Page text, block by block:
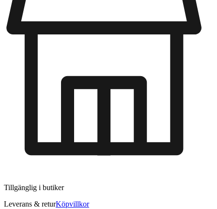
Tillgänglig i butiker
Leverans & returKöpvillkor